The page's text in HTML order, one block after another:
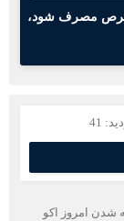
قرص مصرف شود،
41
شدن امروز اکو